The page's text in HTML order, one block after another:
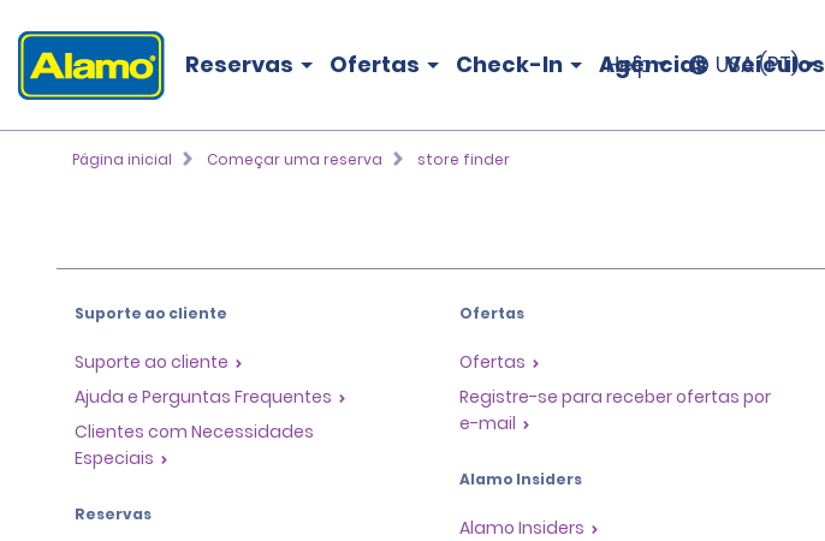
Reservas Ofertas Check-In Agências Veículos
Help USA (PT)
Página inicial Começar uma reserva store finder
Suporte ao cliente
Suporte ao cliente
Ajuda e Perguntas Frequentes
Clientes com Necessidades
Especiais
Reservas
Ofertas
Ofertas
Registre-se para receber ofertas por
e-mail
Alamo Insiders
Alamo Insiders